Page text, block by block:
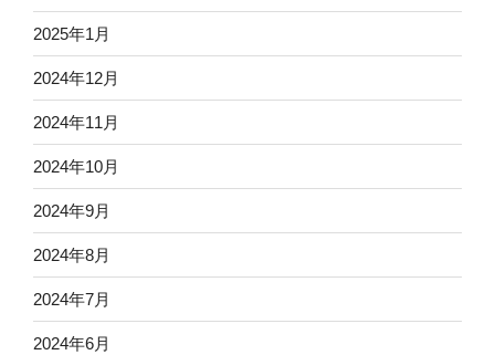
2025年1月
2024年12月
2024年11月
2024年10月
2024年9月
2024年8月
2024年7月
2024年6月